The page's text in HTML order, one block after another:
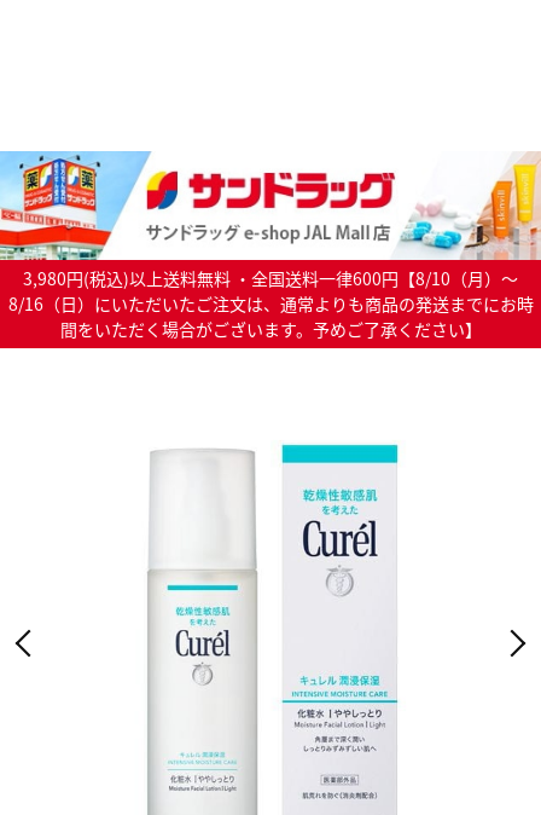
3,980円(税込)以上送料無料 ・全国送料一律600円【8/10（月）～
8/16（日）にいただいたご注文は、通常よりも商品の発送までにお時
間をいただく場合がございます。予めご了承ください】